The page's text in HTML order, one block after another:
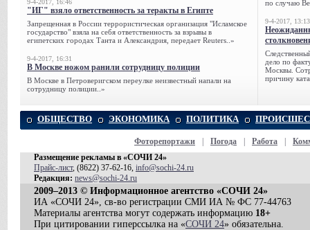
9-4-2017, 16:46
"ИГ" взяло ответственность за теракты в Египте
Запрещенная в России террористическая организация "Исламское
государство" взяла на себя ответственность за взрывы в
египетских городах Танта и Александрия, передает Reuters..»
9-4-2017, 16:31
В Москве ножом ранили сотрудницу полиции
В Москве в Петроверигском переулке неизвестный напали на
сотрудницу полиции..»
по случаю
9-4-2017, 13:13
дело по
Москвы.
причину
ОБЩЕСТВО ЭКОНОМИКА ПОЛИТИКА
Фоторепортажи Погода Работа
Размещение рекламы в «СОЧИ 24»
Прайс-лист, (8622) 37-62-16, info@sochi-24.ru
Редакция: news@sochi-24.ru
2009–2013 © Информационное агентство «СОЧИ 24»
ИА «СОЧИ 24», св-во регистрации СМИ ИА № ФС 77-44763
Материалы агентства могут содержать информацию 18+
При цитировании гиперссылка на «СОЧИ 24» обязательна.